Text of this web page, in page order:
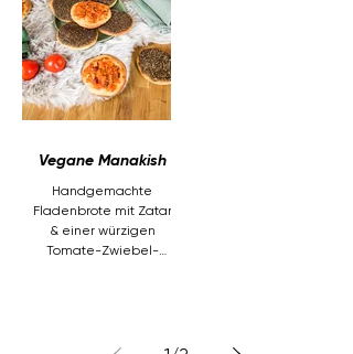
Vegane Manakish
Handgemachte
Fladenbrote mit Zatar
& einer würzigen
Tomate-Zwiebel-